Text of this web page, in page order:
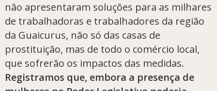
não apresentaram soluções para as milhares
de trabalhadoras e trabalhadores da região
da Guaicurus, não só das casas de
prostituição, mas de todo o comércio local,
que sofrerão os impactos das medidas.
Registramos que, embora a presença de